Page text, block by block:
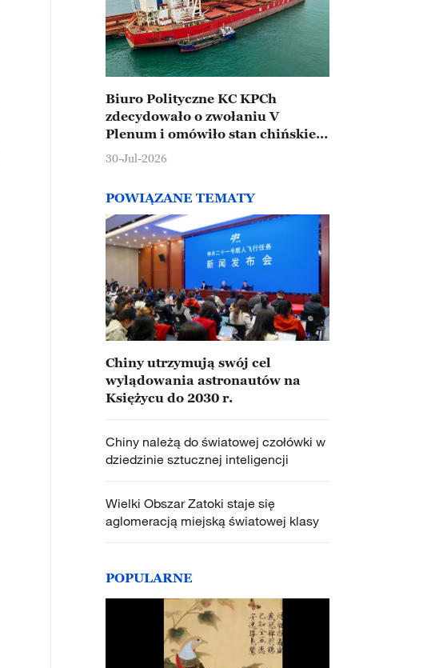
Biuro Polityczne KC KPCh
zdecydowało o zwołaniu V
Plenum i omówiło stan chińskiej
gospodarki
30-Jul-2026
POWIĄZANE TEMATY
Chiny utrzymują swój cel
wylądowania astronautów na
Księżycu do 2030 r.
Chiny należą do światowej czołówki w
dziedzinie sztucznej inteligencji
Wielki Obszar Zatoki staje się
aglomeracją miejską światowej klasy
POPULARNE